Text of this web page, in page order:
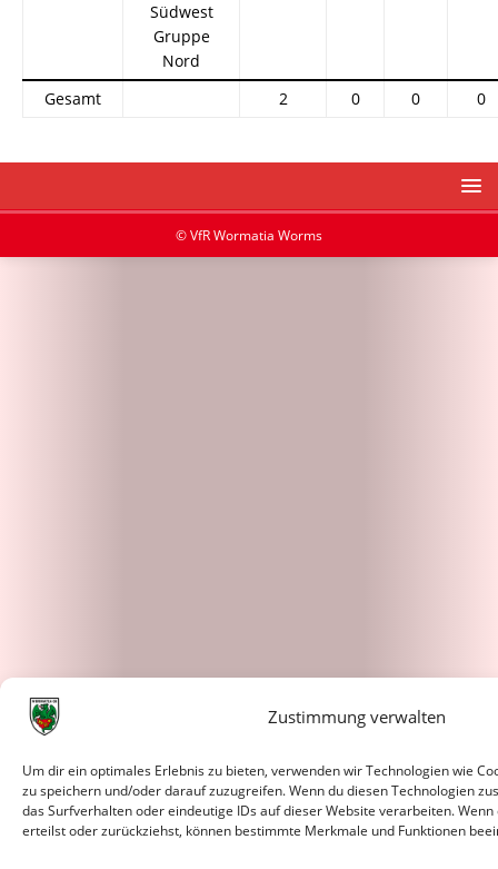
Zustimmung verwalten
Um dir ein optimales Erlebnis zu bieten, verwenden wir Technologien wie
zu speichern und/oder darauf zuzugreifen. Wenn du diesen Technologien
das Surfverhalten oder eindeutige IDs auf dieser Website verarbeiten.
erteilst oder zurückziehst, können bestimmte Merkmale und Funktionen
Südwest
Gruppe
Nord
Gesamt 2 0 0 0
© VfR Wormatia Worms